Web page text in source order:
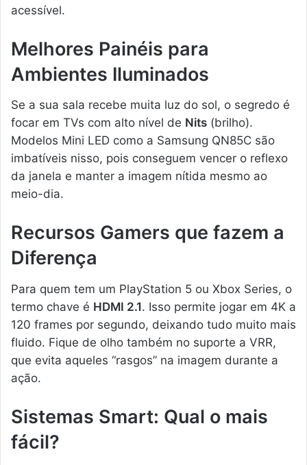
acessível.
Melhores Painéis para
Ambientes Iluminados
Se a sua sala recebe muita luz do sol, o segredo é
focar em TVs com alto nível de Nits (brilho).
Modelos Mini LED como a Samsung QN85C são
imbatíveis nisso, pois conseguem vencer o reflexo
da janela e manter a imagem nítida mesmo ao
meio-dia.
Recursos Gamers que fazem a
Diferença
Para quem tem um PlayStation 5 ou Xbox Series, o
termo chave é HDMI 2.1. Isso permite jogar em 4K a
120 frames por segundo, deixando tudo muito mais
fluido. Fique de olho também no suporte a VRR,
que evita aqueles “rasgos” na imagem durante a
ação.
Sistemas Smart: Qual o mais
fácil?